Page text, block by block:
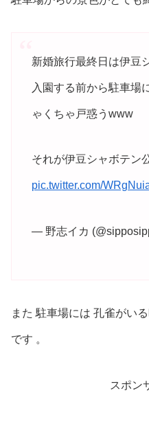
新婚旅行最終日は伊豆
入園する前から駐車場
ゃくちゃ戸惑うwww
それが伊豆シャボテン
pic.twitter.com/
— 野志イカ
また 駐車場には 孔雀がい
です 。
スポン